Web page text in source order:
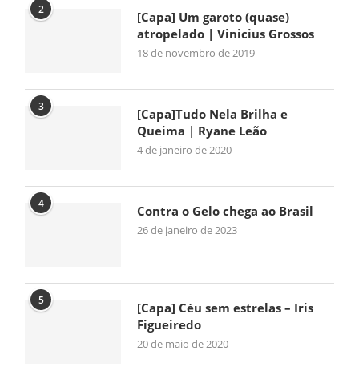
2
[Capa] Um garoto (quase)
atropelado | Vinicius Grossos
18 de novembro de 2019
3
[Capa]Tudo Nela Brilha e
Queima | Ryane Leão
4 de janeiro de 2020
4 Contra o Gelo chega ao Brasil
26 de janeiro de 2023
5
[Capa] Céu sem estrelas – Iris
Figueiredo
20 de maio de 2020